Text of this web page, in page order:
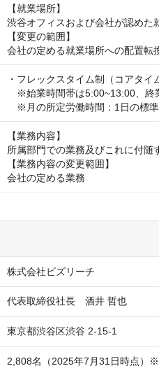
【就業場所】
渋谷オフィスおよび会社が認めた
【変更の範囲】
会社の定める就業場所への配置転
・フレックスタイム制（コアタイ
※始業時間帯は5:00~13:00、終
※月の所定労働時間：1日の標
【業務内容】
所属部門での業務及びこれに付随
【業務内容の変更範囲】
会社の定める業務
株式会社ビズリーチ
代表取締役社長　酒井 哲也
東京都渋谷区渋谷 2-15-1
2,808名（2025年7月31日時点）